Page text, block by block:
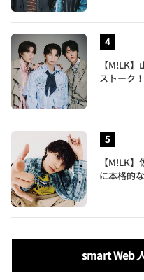
【M!LK
ストーク
【M!LK
に本格的
smart Web